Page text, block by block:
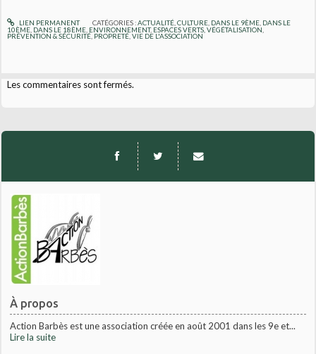
À propos
Action Barbès est une association créée en août 2001 dans les 9e et...
Lire la suite
LIEN PERMANENT CATÉGORIES :ACTUALITÉ, CULTURE, DANS LE 9ÈME, DANS LE
10ÈME DANS LE 18ÈME ENVIRONNEMENT, ESPACES VERTS, VÉGÉTALISATION
PRÉVENTION & SÉCURITÉ PROPRETÉ ,VIE DE L'ASSOCIATION
Les commentaires sont fermés.